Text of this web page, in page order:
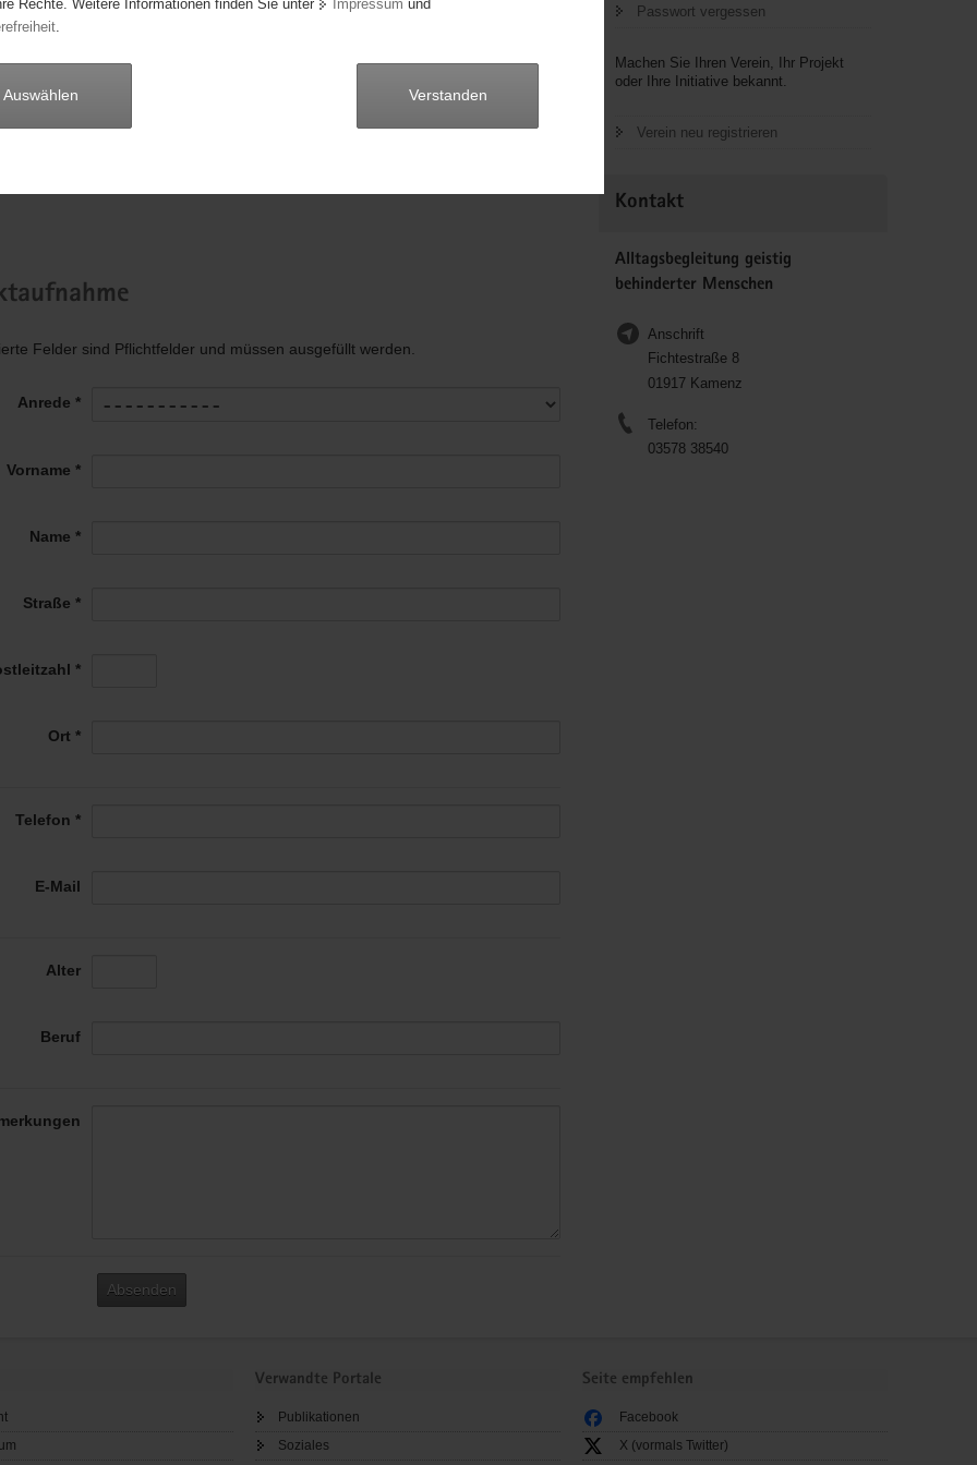
Lieske
Felder sind Pflichtfelder und müssen ausgefüllt werden.
Anrede *
Vorname *
Name *
Straße *
*
Ort *
Telefon *
E-Mail
Alter
Beruf
Absenden
Passwort vergessen
Machen Sie Ihren Verein, Ihr Projekt
oder Ihre Initiative bekannt.
Verein neu registrieren
Kontakt
Alltagsbegleitung geistig
behinderter Menschen
Anschrift
Fichtestraße 8
01917 Kamenz
Telefon:
03578 38540
Rechte. Weitere Informationen finden Sie unter
Impressum und
Auswählen Verstanden
Verwandte Portale
Publikationen
Soziales
Seite empfehlen
Facebook
X (vormals Twitter)